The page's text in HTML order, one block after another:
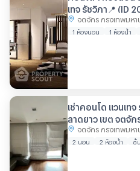
เทจ รัชวิภา📍 (ID
จตุจักร กรุงเทพมหา
1 ห้องนอน 1 ห้องน้ำ
เช่าคอนโด แวนเทจ รัชวิภา ห้องมุม BTS-รัชโยธิน
ลาดยาว เขต จตุจัก
ไลน์
อาชีพ ✅
จตุจักร กรุงเทพมหา
2 นอน 2 ห้องน้ำ ชั้